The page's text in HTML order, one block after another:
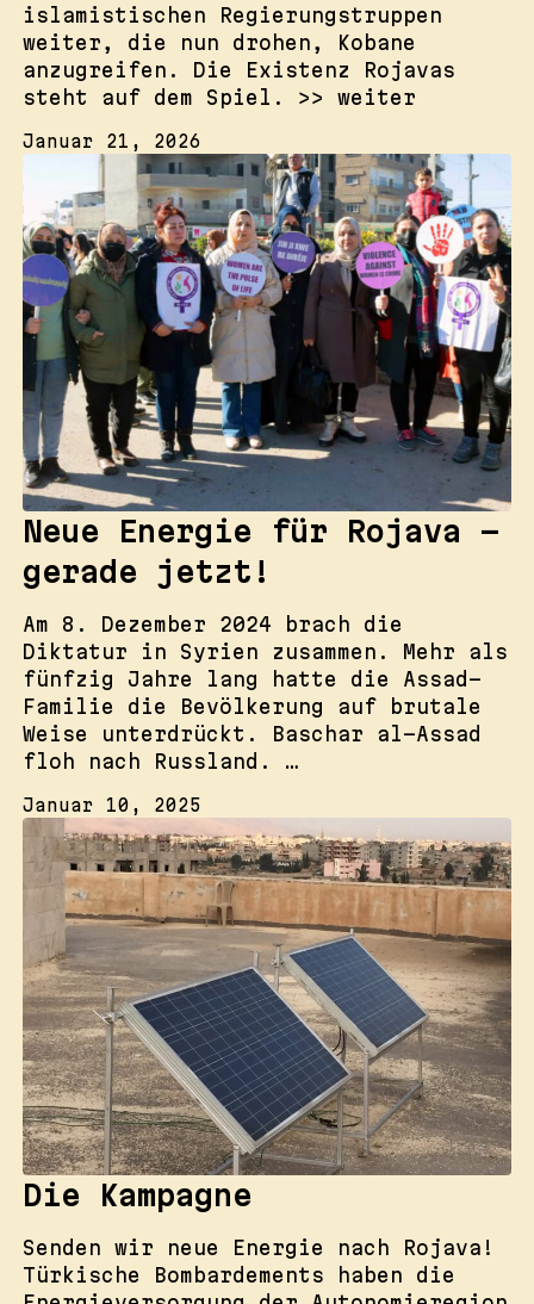
islamistischen Regierungstruppen
weiter, die nun drohen, Kobane
anzugreifen. Die Existenz Rojavas
steht auf dem Spiel. >> weiter
Januar 21, 2026
Neue Energie für Rojava –
gerade jetzt!
Am 8. Dezember 2024 brach die
Diktatur in Syrien zusammen. Mehr als
fünfzig Jahre lang hatte die Assad-
Familie die Bevölkerung auf brutale
Weise unterdrückt. Baschar al-Assad
floh nach Russland. …
Januar 10, 2025
Die Kampagne
Senden wir neue Energie nach Rojava!
Türkische Bombardements haben die